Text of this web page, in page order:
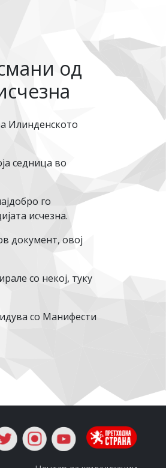
од
Илинденското
седница во
го
исчезна.
документ, овој
со некој, туку
со Манифести